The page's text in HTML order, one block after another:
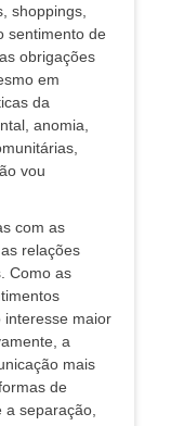
shoppings,
sentimento de
obrigações
em
da
anomia,
vou
com as
relações
Como as
interesse maior
a
mais
de
a separação,